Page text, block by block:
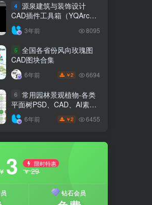
4 源泉建筑与装饰设计
CAD插件工具箱（YQArch
6.7.4）
3年前 8095
5 全国各省份风向玫瑰图
CAD图块合集
6年前 ￥2 6694
6 常用园林景观植物-各类
平面树PSD、CAD、AI素材
线稿
6年前 ￥2 6455
￥ 3 限时特惠
￥29
钻石会员